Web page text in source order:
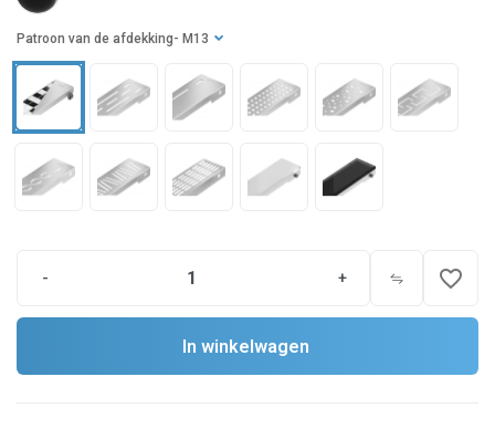
Patroon van de afdekking - M13
- + favorite_border
In winkelwagen